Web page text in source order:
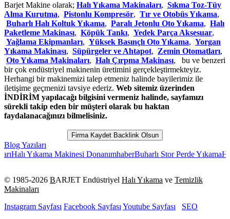
Barjet Makine olarak; Halı Yıkama Makinaları, Sıkma Toz-Tüy
Alma Kurutma, Pistonlu Kompresör, Tır ve Otobüs Yıkama,
Buharlı Halı Koltuk Yıkama, Paralı Jetonlu Oto Yıkama, Halı
Paketleme Makinası, Köpük Tankı, Yedek Parça Aksesuar,
Yağlama Ekipmanları, Yüksek Basınçlı Oto Yıkama, Yorgan
Yıkama Makinası, Süpürgeler ve Ahtapot, Zemin Otomatları,
Oto Yıkama Makinaları, Halı Çırpma Makinası, bu ve benzeri
bir çok endüstriyel makinenin üretimini gerçekleştirmekteyiz.
Herhangi bir makinemizi talep etmeniz halinde bayilerimiz ile
iletişime geçmenizi tavsiye ederiz. Web sitemiz üzerinden
İNDİRİM yapılacağı bilgisini vermeniz halinde, sayfamızı
sürekli takip eden bir müşteri olarak bu haktan
faydalanacağınızı bilmelisiniz.
Firma Kaydet Backlink Olsun
Blog Yazıları
Makinesi DonanımhaberBuharlı Stor Perde YıkamaHalı
© 1985-2026 BARJET Endüstriyel Halı Yıkama ve Temizlik
Makinaları
Instagram Sayfası Facebook SayfasıYoutube Sayfası SEO